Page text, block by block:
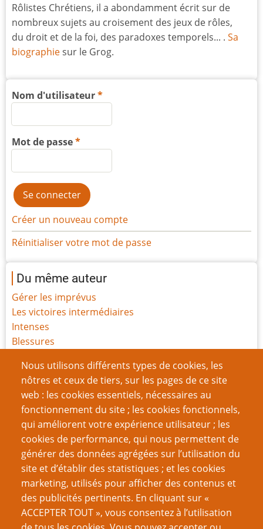
Nous utilisons différents types de cookies, les
nôtres et ceux de tiers, sur les pages de ce site
web : les cookies essentiels, nécessaires au
fonctionnement du site ; les cookies fonctionnels,
qui améliorent votre expérience utilisateur ; les
cookies de performance, qui nous permettent de
générer des données agrégées sur l’utilisation du
site et d’établir des statistiques ; et les cookies
marketing, utilisés pour afficher des contenus et
des publicités pertinents. En cliquant sur «
ACCEPTER TOUT », vous consentez à l’utilisation
Rôlistes Chrétiens, il a abondamment écrit sur de
nombreux sujets au croisement des jeux de rôles,
du droit et de la foi, des paradoxes temporels... . Sa
biographiesur le Grog.
Nom d'utilisateur
Mot de passe
Créer un nouveau compte
Réinitialiser votre mot de passe
Du même auteur
Gérer les imprévus
Les victoires intermédiaires
Intenses
Blessures
Sentience
Histoire des Points de Vie
Le festin de Javan
Les Pactes avec le Diable
Moralité et conséquences : les fondamentaux oubliés.
Pagination 1
Page
suivante
››
VOUS AIMEREZ AUSSI
GN et extrémisme violent